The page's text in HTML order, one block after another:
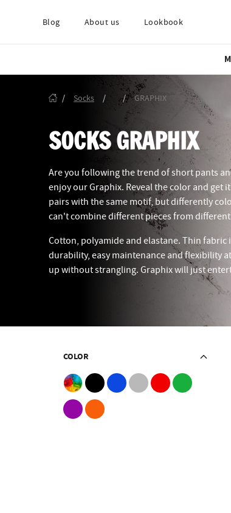
Blog About us Lookbook
/ Socks / / GRAPHIX
SOCKS GRAPHIX
Are you following the trend of short pants
enjoy our Graphix. Reveal the color and get
pairs with the same motif, but differently
can't combine different pieces from
Cotton, polyamide and elastane. Thin
durability, easy maintenance and flexibility
up without strangling. Graphix will just
COLOR